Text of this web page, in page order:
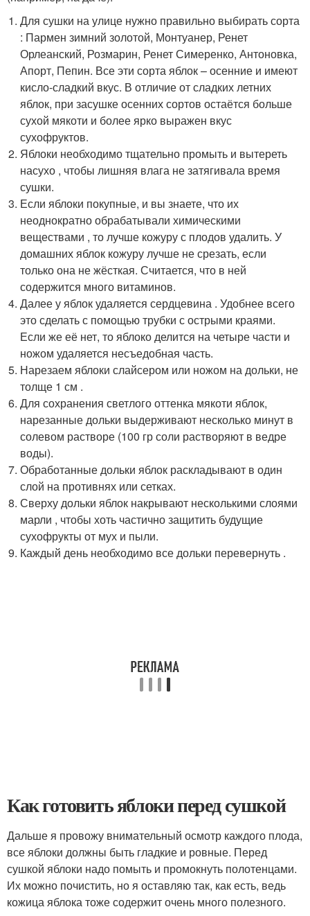
Для сушки на улице нужно правильно выбирать сорта
: Пармен зимний золотой, Монтуанер, Ренет
Орлеанский, Розмарин, Ренет Симеренко, Антоновка,
Апорт, Пепин. Все эти сорта яблок – осенние и имеют
кисло-сладкий вкус. В отличие от сладких летних
яблок, при засушке осенних сортов остаётся больше
сухой мякоти и более ярко выражен вкус
сухофруктов.
Яблоки необходимо тщательно промыть и вытереть
насухо , чтобы лишняя влага не затягивала время
сушки.
Если яблоки покупные, и вы знаете, что их
неоднократно обрабатывали химическими
веществами , то лучше кожуру с плодов удалить. У
домашних яблок кожуру лучше не срезать, если
только она не жёсткая. Считается, что в ней
содержится много витаминов.
Далее у яблок удаляется сердцевина . Удобнее всего
это сделать с помощью трубки с острыми краями.
Если же её нет, то яблоко делится на четыре части и
ножом удаляется несъедобная часть.
Нарезаем яблоки слайсером или ножом на дольки, не
толще 1 см .
Для сохранения светлого оттенка мякоти яблок,
нарезанные дольки выдерживают несколько минут в
солевом растворе (100 гр соли растворяют в ведре
воды).
Обработанные дольки яблок раскладывают в один
слой на противнях или сетках.
Сверху дольки яблок накрывают несколькими слоями
марли , чтобы хоть частично защитить будущие
сухофрукты от мух и пыли.
Каждый день необходимо все дольки перевернуть .
Как готовить яблоки перед сушкой
Дальше я провожу внимательный осмотр каждого плода,
все яблоки должны быть гладкие и ровные. Перед
сушкой яблоки надо помыть и промокнуть полотенцами.
Их можно почистить, но я оставляю так, как есть, ведь
кожица яблока тоже содержит очень много полезного.